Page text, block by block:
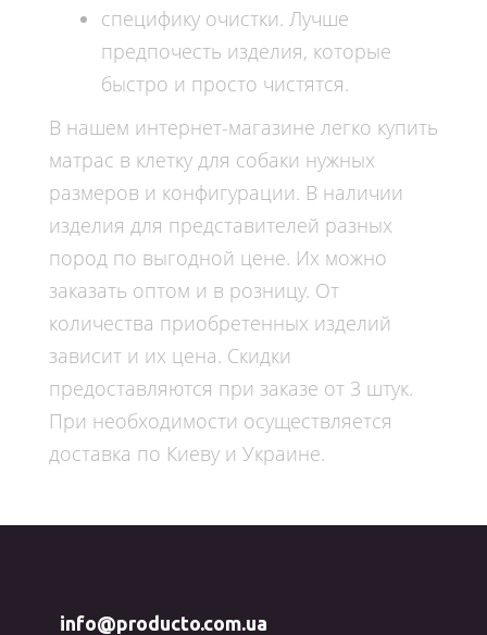
специфику очистки. Лучше
предпочесть изделия, которые
быстро и просто чистятся.
В нашем интернет-магазине легко купить
матрас в клетку для собаки нужных
размеров и конфигурации. В наличии
изделия для представителей разных
пород по выгодной цене. Их можно
заказать оптом и в розницу. От
количества приобретенных изделий
зависит и их цена. Скидки
предоставляются при заказе от 3 штук.
При необходимости осуществляется
доставка по Киеву и Украине.
info@producto.com.ua